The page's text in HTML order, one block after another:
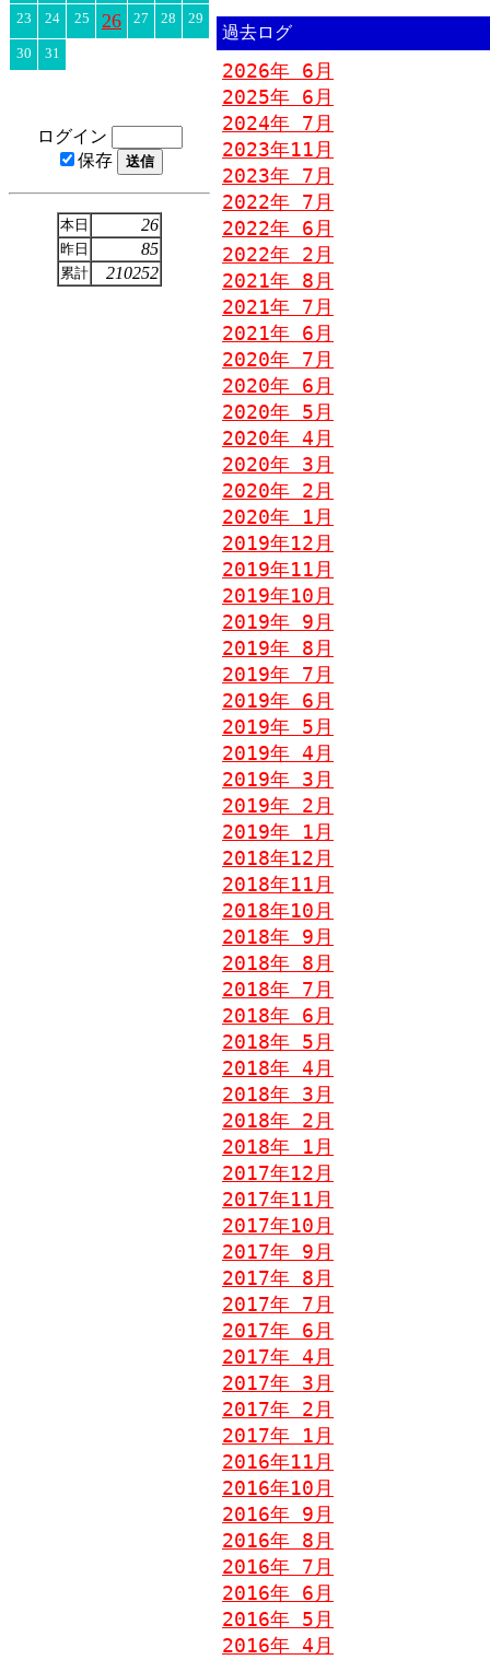
23
24 25 26 27 28 29
30 31
ログイン
保存
本日 26
昨日 85
累計 210252
過去ログ
2026年 6月
2025年 6月
2024年 7月
2023年11月
2023年 7月
2022年 7月
2022年 6月
2022年 2月
2021年 8月
2021年 7月
2021年 6月
2020年 7月
2020年 6月
2020年 5月
2020年 4月
2020年 3月
2020年 2月
2020年 1月
2019年12月
2019年11月
2019年10月
2019年 9月
2019年 8月
2019年 7月
2019年 6月
2019年 5月
2019年 4月
2019年 3月
2019年 2月
2019年 1月
2018年12月
2018年11月
2018年10月
2018年 9月
2018年 8月
2018年 7月
2018年 6月
2018年 5月
2018年 4月
2018年 3月
2018年 2月
2018年 1月
2017年12月
2017年11月
2017年10月
2017年 9月
2017年 8月
2017年 7月
2017年 6月
2017年 4月
2017年 3月
2017年 2月
2017年 1月
2016年11月
2016年10月
2016年 9月
2016年 8月
2016年 7月
2016年 6月
2016年 5月
2016年 4月